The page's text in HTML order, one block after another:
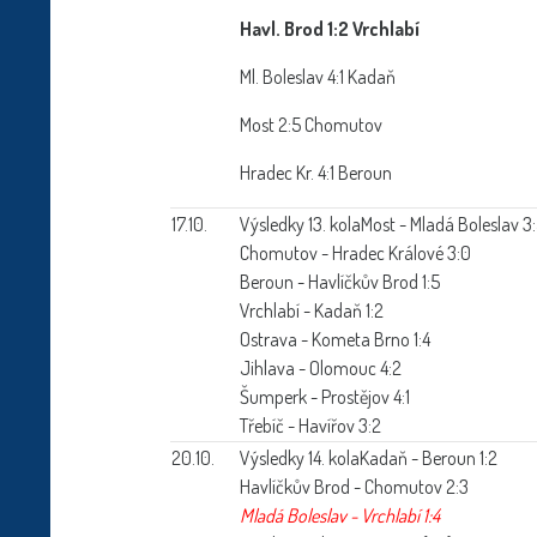
Havl. Brod 1:2 Vrchlabí
Ml. Boleslav 4:1 Kadaň
Most 2:5 Chomutov
Hradec Kr. 4:1 Beroun
17.10. Výsledky 13. kolaMost - Mladá Boleslav
Chomutov - Hradec Králové 3:0
Beroun - Havlíčkův Brod 1:5
Vrchlabí - Kadaň 1:2
Ostrava - Kometa Brno 1:4
Jihlava - Olomouc 4:2
Šumperk - Prostějov 4:1
Třebíč - Havířov 3:2
20.10.
Výsledky 14. kolaKadaň - Beroun 1:2
Havlíčkův Brod - Chomutov 2:3
Mladá Boleslav - Vrchlabí 1:4